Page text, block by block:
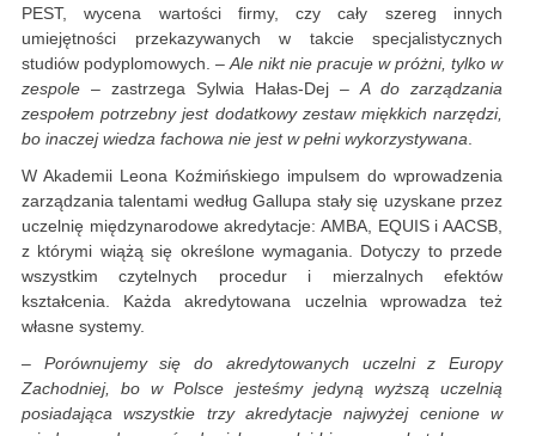
PEST, wycena wartości firmy, czy cały szereg innych
umiejętności przekazywanych w takcie specjalistycznych
studiów podyplomowych. –Ale nikt nie pracuje w próżni, tylko w
zespole – zastrzega Sylwia Hałas-Dej –A do zarządzania
zespołem potrzebny jest dodatkowy zestaw miękkich narzędzi,
bo inaczej wiedza fachowa nie jest w pełni wykorzystywana.
W Akademii Leona Koźmińskiego impulsem do wprowadzenia
zarządzania talentami według Gallupa stały się uzyskane przez
uczelnię międzynarodowe akredytacje: AMBA, EQUIS i AACSB,
z którymi wiążą się określone wymagania. Dotyczy to przede
wszystkim czytelnych procedur i mierzalnych efektów
kształcenia. Każda akredytowana uczelnia wprowadza też
własne systemy.
– Porównujemy się do akredytowanych uczelni z Europy
Zachodniej, bo w Polsce jesteśmy jedyną wyższą uczelnią
posiadająca wszystkie trzy akredytacje najwyżej cenione w